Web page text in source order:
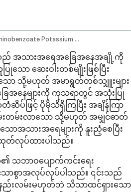
Aminobenzoate Potassium Oral Route
သည် အသားအရေအခြေအနေအချို့ကို
ာ ဆေးဝါးတစ်မျိုးဖြစ်ပြီး
ော သို့မဟုတ် အမာရွတ်တစ်သျှူးများ
ေအနေများကို ကုသရာတွင် အသုံးပြု
ဆိပ်ဖြင့် ပိုမိုသိရှိကြပြီး အချိန်ကြာ
တမ်းလာသော သို့မဟုတ် အမျှင်ဓာတ်
ောအသားအရေများကို နူးညံ့စေပြီး
ထုတ်လုပ်ထားပါသည်။
သဘာဝပျောက်ကင်းရေး
သာစွာအလုပ်လုပ်ပါသည်။ ၎င်းသည်
နည်းလမ်းမဟုတ်ဘဲ သိသာထင်ရှားသော